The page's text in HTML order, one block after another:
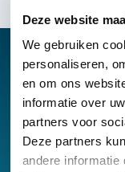
Deze website
We gebruiken
personaliseren,
en om ons
informatie over
partners voor
Deze partners
andere informatie